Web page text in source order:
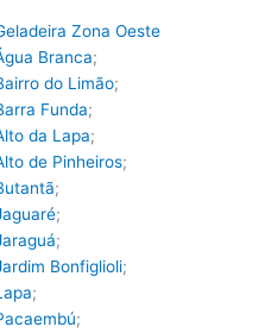
Zona Oeste
Branca;
do Limão;
Funda;
da Lapa;
de Pinheiros;
;
;
;
Bonfiglioli;
;
;